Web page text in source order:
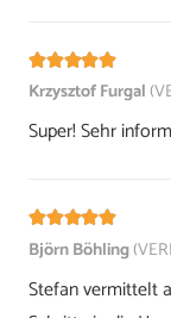
Bewertet mit5
Krzysztof Furgal
Super! Sehr
Bewertet mit5
Björn Böhling
Stefan vermittelt